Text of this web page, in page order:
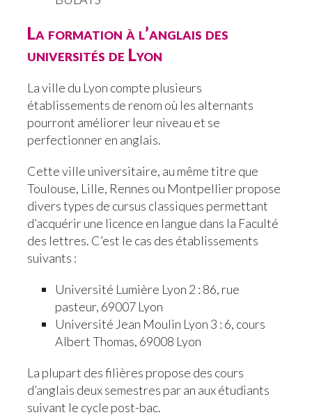
La formation à l’anglais des
universités de Lyon
La ville du Lyon compte plusieurs
établissements de renom où les alternants
pourront améliorer leur niveau et se
perfectionner en anglais.
Cette ville universitaire, au même titre que
Toulouse, Lille, Rennes ou Montpellier propose
divers types de cursus classiques permettant
d’acquérir une licence en langue dans la Faculté
des lettres. C’est le cas des établissements
suivants :
Université Lumière Lyon 2 : 86, rue
pasteur, 69007 Lyon
Université Jean Moulin Lyon 3 : 6, cours
Albert Thomas, 69008 Lyon
La plupart des filières propose des cours
d’anglais deux semestres par an aux étudiants
suivant le cycle post-bac.